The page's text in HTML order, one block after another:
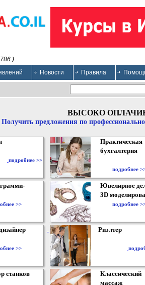
).
Новости Правила
ВЫСОКО
Получить предложения по
подробнее >>
Практическая
бухгалтерия
подробнее
>>
Ювелирное
3D
подробнее
>>
Риэлтер
станков
Классический
массаж